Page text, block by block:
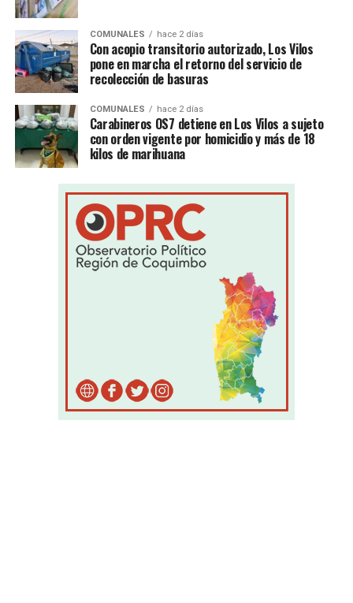
COMUNALES hace 2 días
Con acopio transitorio autorizado, Los Vilos
pone en marcha el retorno del servicio de
recolección de basuras
COMUNALES hace 2 días
Carabineros OS7 detiene en Los Vilos a sujeto
con orden vigente por homicidio y más de 18
kilos de marihuana